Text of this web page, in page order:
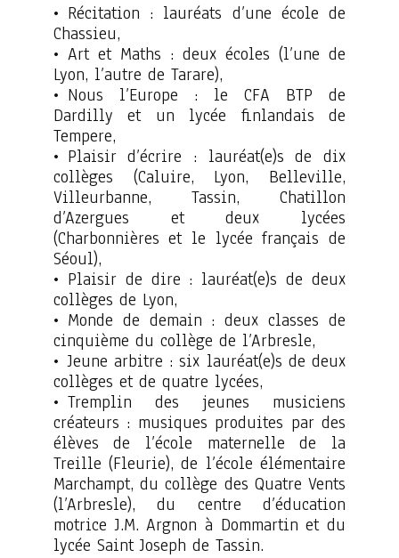
Récitation : lauréats d’une école de
Chassieu,
Art et Maths : deux écoles (l’une de
Lyon, l’autre de Tarare),
Nous l’Europe : le CFA BTP de
Dardilly et un lycée finlandais de
Tempere,
Plaisir d’écrire : lauréat(e)s de dix
collèges (Caluire, Lyon, Belleville,
Villeurbanne, Tassin, Chatillon
d’Azergues et deux lycées
(Charbonnières et le lycée français de
Séoul),
Plaisir de dire : lauréat(e)s de deux
collèges de Lyon,
Monde de demain : deux classes de
cinquième du collège de l’Arbresle,
Jeune arbitre : six lauréat(e)s de deux
collèges et de quatre lycées,
Tremplin des jeunes musiciens
créateurs : musiques produites par des
élèves de l’école maternelle de la
Treille (Fleurie), de l’école élémentaire
Marchampt, du collège des Quatre Vents
(l’Arbresle), du centre d’éducation
motrice J.M. Argnon à Dommartin et du
lycée Saint Joseph de Tassin.